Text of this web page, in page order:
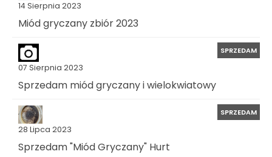
14 Sierpnia 2023
Miód gryczany zbiór 2023
07 Sierpnia 2023
SPRZEDAM
Sprzedam miód gryczany i wielokwiatowy
28 Lipca 2023
SPRZEDAM
Sprzedam "Miód Gryczany" Hurt